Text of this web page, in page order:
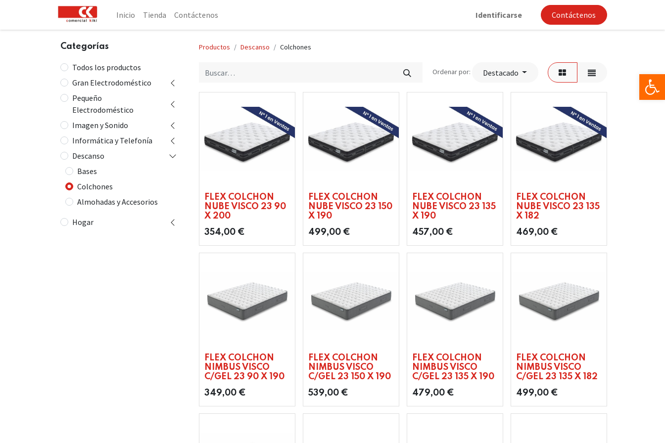
Inicio Tienda Contáctenos Identificarse Contáctenos
Categorías
Todos los productos
Gran Electrodoméstico
Pequeño
Electrodoméstico
Imagen y Sonido
Informática y Telefonía
Descanso
Bases
Colchones
Almohadas y Accesorios
Hogar
Productos Descanso Colchones
Ordenar por: Destacado
FLEX COLCHON
NUBE VISCO 23 90
X 200
354,00 €
FLEX COLCHON
NUBE VISCO 23 150
X 190
499,00 €
FLEX COLCHON
NUBE VISCO 23 135
X 190
457,00 €
FLEX COLCHON
NUBE VISCO 23 135
X 182
469,00 €
FLEX COLCHON
NIMBUS VISCO
C/GEL 23 90 X 190
349,00 €
FLEX COLCHON
NIMBUS VISCO
C/GEL 23 150 X 190
539,00 €
FLEX COLCHON
NIMBUS VISCO
C/GEL 23 135 X 190
479,00 €
FLEX COLCHON
NIMBUS VISCO
C/GEL 23 135 X 182
499,00 €